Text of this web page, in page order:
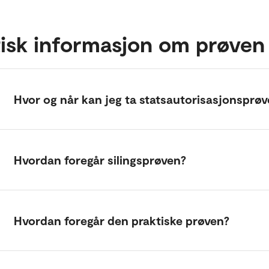
informasjon om prøven
Hvor og når kan jeg ta
Hvordan foregår silingsprøven?
Hvordan foregår den praktiske prøven?